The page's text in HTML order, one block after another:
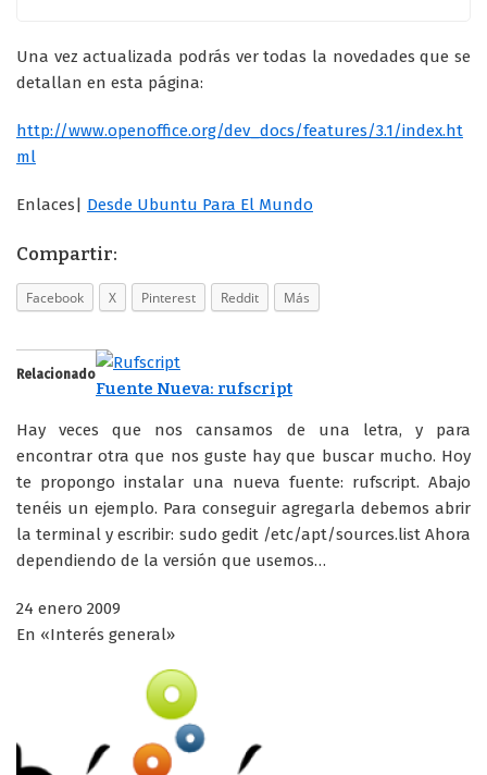
Una vez actualizada podrás ver todas la novedades que se
detallan en esta página:
http://www.openoffice.org/dev_docs/features/3.1/index.ht
ml
Enlaces| Desde Ubuntu Para El Mundo
Compartir:
Facebook X Pinterest Reddit Más
Relacionado
Fuente Nueva: rufscript
Hay veces que nos cansamos de una letra, y para
encontrar otra que nos guste hay que buscar mucho. Hoy
te propongo instalar una nueva fuente: rufscript. Abajo
tenéis un ejemplo. Para conseguir agregarla debemos abrir
la terminal y escribir: sudo gedit /etc/apt/sources.list Ahora
dependiendo de la versión que usemos…
24 enero 2009
En «Interés general»